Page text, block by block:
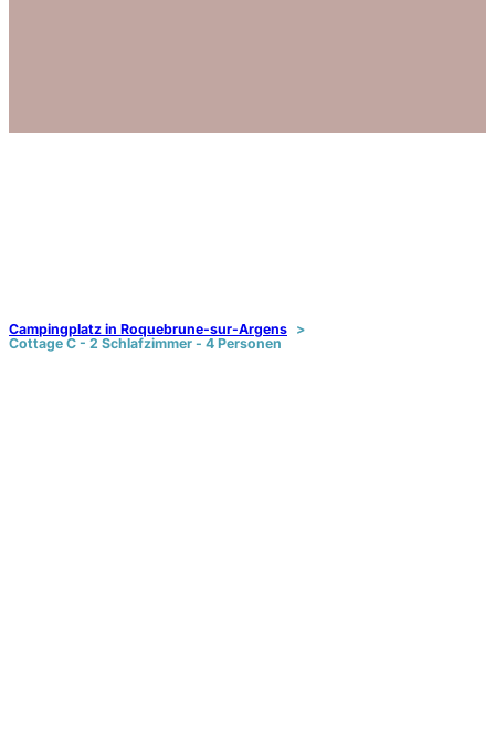
Campingplatz in Roquebrune-sur-Argens
Cottage C - 2 Schlafzimmer - 4 Personen